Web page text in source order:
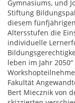
Gymnasiums, und
Stiftung
diesem
Altersstufen die
individuelle
leben im Jahr
Fakultät
Bert Miecznik von